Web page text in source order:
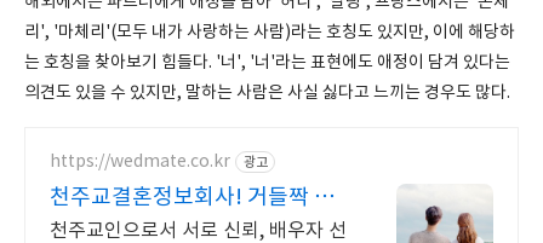
리', '마체리'(모두 내가 사랑하는 사람)라는 호칭도 있지만, 이에 해당하
는 호칭을 찾아보기 힘들다. '너', '너'라는 표현에도 애정이 담겨 있다는
의견도 있을 수 있지만, 말하는 사람은 사실 싫다고 느끼는 경우도 많다.
https://wedmate.co.kr 광고
천주교결혼정보회사! 거들짝 이
상형 프로필 무료 받아보기
천주교인으로서 서로 신뢰, 배우자 선